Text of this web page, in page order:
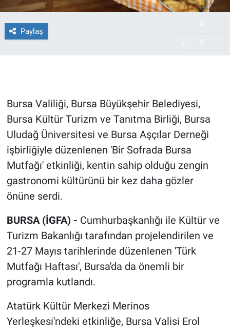
Paylaş
Bursa Valiliği, Bursa Büyükşehir Belediyesi,
Bursa Kültür Turizm ve Tanıtma Birliği, Bursa
Uludağ Üniversitesi ve Bursa Aşçılar Derneği
işbirliğiyle düzenlenen 'Bir Sofrada Bursa
Mutfağı' etkinliği, kentin sahip olduğu zengin
gastronomi kültürünü bir kez daha gözler
önüne serdi.
BURSA (İGFA) - Cumhurbaşkanlığı ile Kültür ve
Turizm Bakanlığı tarafından projelendirilen ve
21-27 Mayıs tarihlerinde düzenlenen 'Türk
Mutfağı Haftası', Bursa'da da önemli bir
programla kutlandı.
Atatürk Kültür Merkezi Merinos
Yerleşkesi'ndeki etkinliğe, Bursa Valisi Erol